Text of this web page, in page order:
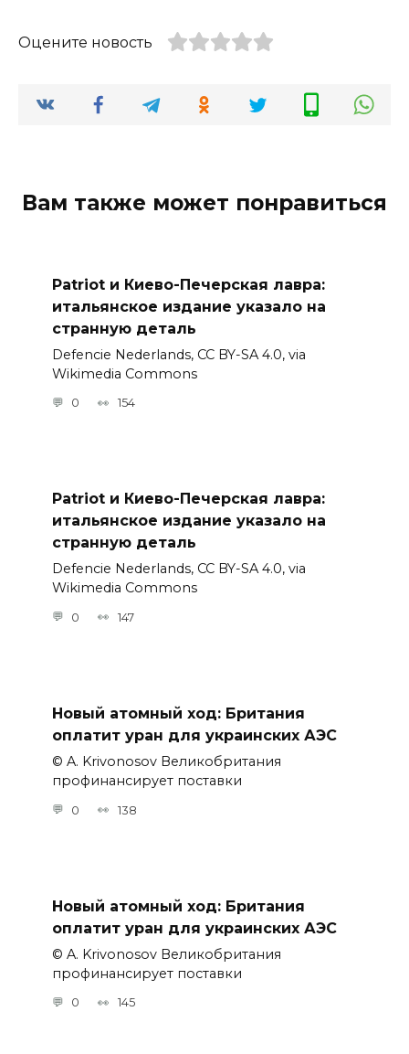
Оцените новость
Вам также может понравиться
Patriot и Киево-Печерская лавра:
итальянское издание указало на
странную деталь
Defencie Nederlands, CC BY-SA 4.0, via
Wikimedia Commons
0 154
Patriot и Киево-Печерская лавра:
итальянское издание указало на
странную деталь
Defencie Nederlands, CC BY-SA 4.0, via
Wikimedia Commons
0 147
Новый атомный ход: Британия
оплатит уран для украинских АЭС
© A. Krivonosov Великобритания
профинансирует поставки
0 138
Новый атомный ход: Британия
оплатит уран для украинских АЭС
© A. Krivonosov Великобритания
профинансирует поставки
0 145